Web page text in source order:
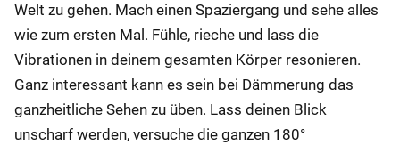
Welt zu gehen. Mach einen Spaziergang und sehe alles
wie zum ersten Mal. Fühle, rieche und lass die
Vibrationen in deinem gesamten Körper resonieren.
Ganz interessant kann es sein bei Dämmerung das
ganzheitliche Sehen zu üben. Lass deinen Blick
unscharf werden, versuche die ganzen 180°